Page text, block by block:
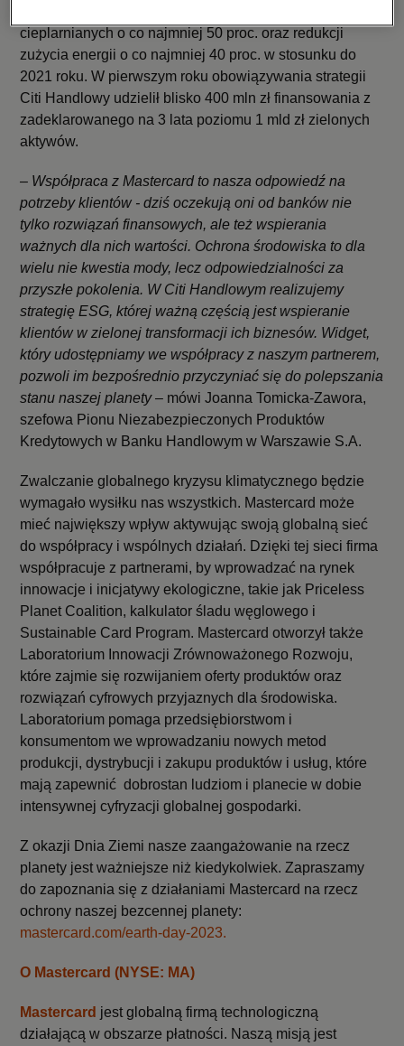
cieplarnianych o co najmniej 50 proc. oraz redukcji
zużycia energii o co najmniej 40 proc. w stosunku do
2021 roku. W pierwszym roku obowiązywania strategii
Citi Handlowy udzielił blisko 400 mln zł finansowania z
zadeklarowanego na 3 lata poziomu 1 mld zł zielonych
aktywów.
– Współpraca z Mastercard to nasza odpowiedź na
potrzeby klientów - dziś oczekują oni od banków nie
tylko rozwiązań finansowych, ale też wspierania
ważnych dla nich wartości. Ochrona środowiska to dla
wielu nie kwestia mody, lecz odpowiedzialności za
przyszłe pokolenia. W Citi Handlowym realizujemy
strategię ESG, której ważną częścią jest wspieranie
klientów w zielonej transformacji ich biznesów. Widget,
który udostępniamy we współpracy z naszym partnerem,
pozwoli im bezpośrednio przyczyniać się do polepszania
stanu naszej planety– mówi Joanna Tomicka-Zawora,
szefowa Pionu Niezabezpieczonych Produktów
Kredytowych w Banku Handlowym w Warszawie S.A.
Zwalczanie globalnego kryzysu klimatycznego będzie
wymagało wysiłku nas wszystkich. Mastercard może
mieć największy wpływ aktywując swoją globalną sieć
do współpracy i wspólnych działań. Dzięki tej sieci firma
współpracuje z partnerami, by wprowadzać na rynek
innowacje i inicjatywy ekologiczne, takie jak Priceless
Planet Coalition, kalkulator śladu węglowego i
Sustainable Card Program. Mastercard otworzył także
Laboratorium Innowacji Zrównoważonego Rozwoju,
które zajmie się rozwijaniem oferty produktów oraz
rozwiązań cyfrowych przyjaznych dla środowiska.
Laboratorium pomaga przedsiębiorstwom i
konsumentom we wprowadzaniu nowych metod
produkcji, dystrybucji i zakupu produktów i usług, które
mają zapewnić dobrostan ludziom i planecie w dobie
intensywnej cyfryzacji globalnej gospodarki.
Z okazji Dnia Ziemi nasze zaangażowanie na rzecz
planety jest ważniejsze niż kiedykolwiek. Zapraszamy
do zapoznania się z działaniami Mastercard na rzecz
ochrony naszej bezcennej planety:
mastercard.com/earth-day-2023.
O Mastercard (NYSE: MA)
Mastercard jest globalną firmą technologiczną
działającą w obszarze płatności. Naszą misją jest